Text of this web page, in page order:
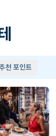
천 포인트